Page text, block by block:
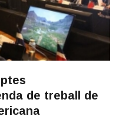
de treball de